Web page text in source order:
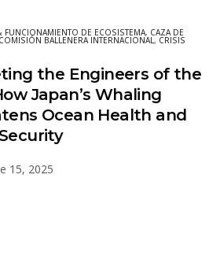
FUNCIONAMIENTO DE ECOSISTEMA, CAZA DE
COMISIÓN BALLENERA INTERNACIONAL, CRISIS
the Engineers of the
Japan’s Whaling
Ocean Health and
15, 2025